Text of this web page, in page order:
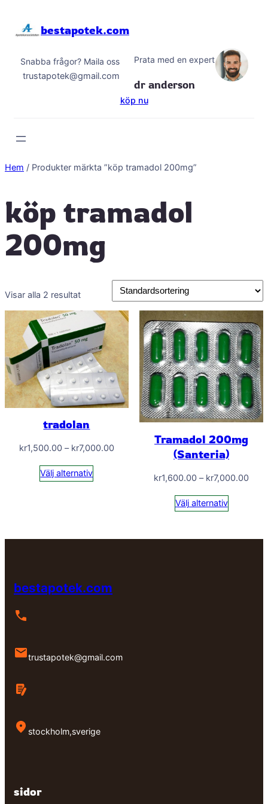
bestapotek.com
Snabba frågor? Maila oss
trustapotek@gmail.com
Prata med en expert
dr anderson
köp nu
Hem / Produkter märkta ”köp tramadol 200mg”
köp tramadol
200mg
Visar alla 2 resultat
tradolan
kr1,500.00 – kr7,000.00Prisintervall:
Välj alternativ
Tramadol 200mg
(Santeria)
kr1,600.00 – kr7,000.00
Välj alternativ
bestapotek.com
trustapotek@gmail.com
stockholm,sverige
sidor